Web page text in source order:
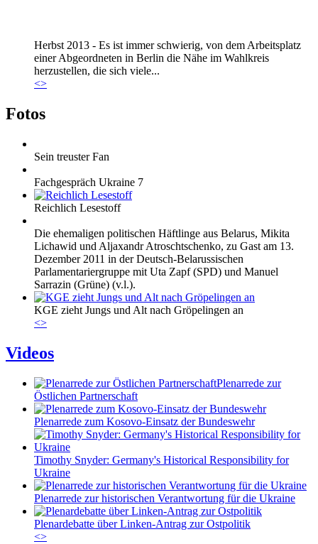
Marie_und_Wahlkreis.jpg
Marie_und_Wahlkreis.jpg
Herbst 2013 - Es ist immer schwierig, von dem Arbeitsplatz
einer Abgeordneten in Berlin die Nähe im Wahlkreis
herzustellen, die sich viele...
<>
Fotos
Sein treuster Fan
Fachgespräch Ukraine 7
Reichlich Lesestoff
Die ehemaligen politischen Häftlinge aus Belarus, Mikita
Lichawid und Aljaxandr Atroschtschenko, zu Gast am 13.
Dezember 2011 in der Deutsch-Belarussischen
Parlamentariergruppe mit Uta Zapf (SPD) und Manuel
Sarrazin (Grüne) (v.l.).
KGE zieht Jungs und Alt nach Gröpelingen an
<>
Videos
Plenarrede zur
Östlichen Partnerschaft
Plenarrede zum Kosovo-Einsatz der Bundeswehr
Timothy Snyder: Germany's Historical Responsibility for
Ukraine
Plenarrede zur historischen Verantwortung für die Ukraine
Plenardebatte über Linken-Antrag zur Ostpolitik
<>